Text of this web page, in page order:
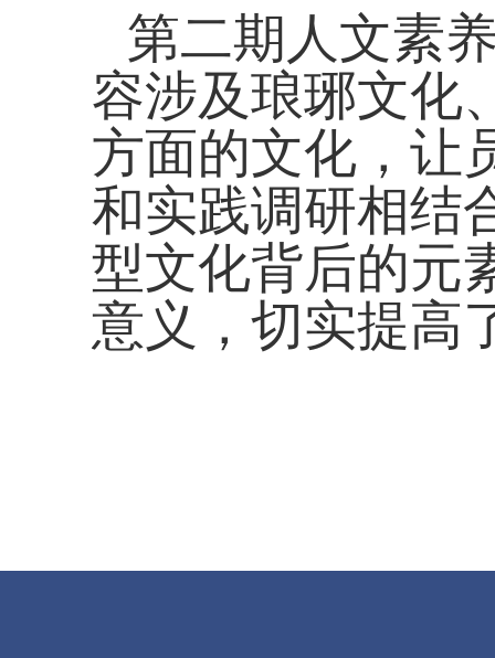
第二期人文素
容涉及琅琊文化
方面的文化，让
和实践调研相结
型文化背后的元
意义，切实提高